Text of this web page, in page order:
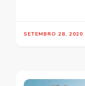
SETEMBRO 28, 2020